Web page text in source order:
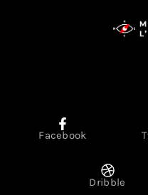
Facebook
Dribble